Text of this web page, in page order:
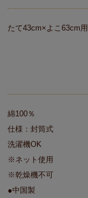
たて43cm×よこ63cm用
綿100％
仕様：封筒式
洗濯機OK
※ネット使用
※乾燥機不可
●中国製